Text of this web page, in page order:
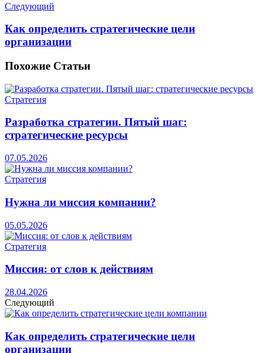
Следующий
Как определить стратегические цели
организации
Похожие Статьи
Стратегия
Разработка стратегии. Пятый шаг:
стратегические ресурсы
07.05.2026
Стратегия
Нужна ли миссия компании?
05.05.2026
Стратегия
Миссия: от слов к действиям
28.04.2026
Следующий
Как определить стратегические цели
организации